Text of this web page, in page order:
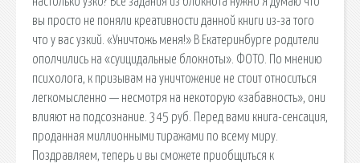
вы просто не поняли креативности данной книги из-за того
что у вас узкий. «Уничтожь меня!» В Екатеринбурге родители
ополчились на «суицидальные блокноты». ФОТО. По мнению
психолога, к призывам на уничтожение не стоит относиться
легкомысленно — несмотря на некоторую «забавность», они
влияют на подсознание. 345 руб. Перед вами книга-сенсация,
проданная миллионными тиражами по всему миру.
Поздравляем, теперь и вы сможете приобщиться к